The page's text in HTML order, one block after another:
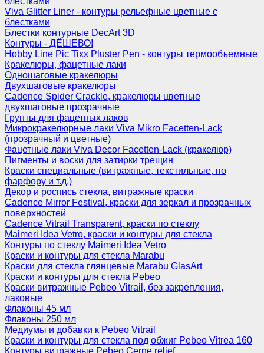
Viva Glitter Liner - контуры рельефные цветные с
блестками
Блестки контурные DecArt 3D
Контуры - ДЁШЕВО!
Hobby Line Pic Tixx Pluster Pen - контуры термообъемные
Кракелюры, фацетные лаки
Одношаговые кракелюры
Двухшаговые кракелюры
Cadence Spider Crackle, кракелюры цветные
двухшаговые прозрачные
Грунты для фацетных лаков
Микрокракелюрные лаки Viva Mikro Facetten-Lack
(прозрачный и цветные)
Фацетные лаки Viva Decor Facetten-Lack (кракелюр)
Пигменты и воски для затирки трещин
Краски специальные (витражные, текстильные, по
фарфору и т.д.)
Декор и роспись стекла, витражные краски
Cadence Mirror Festival, краски для зеркал и прозрачных
поверхностей
Cadence Vitrail Transparent, краски по стеклу
Maimeri Idea Vetro, краски и контуры для стекла
Контуры по стеклу Maimeri Idea Vetro
Краски и контуры для стекла Marabu
Краски для стекла глянцевые Marabu GlasArt
Краски и контуры для стекла Pebeo
Краски витражные Pebeo Vitrail, без закрепления,
лаковые
Флаконы 45 мл
Флаконы 250 мл
Медиумы и добавки к Pebeo Vitrail
Краски и контуры для стекла под обжиг Pebeo Vitrea 160
Контуры витражные Pebeo Cerne relief